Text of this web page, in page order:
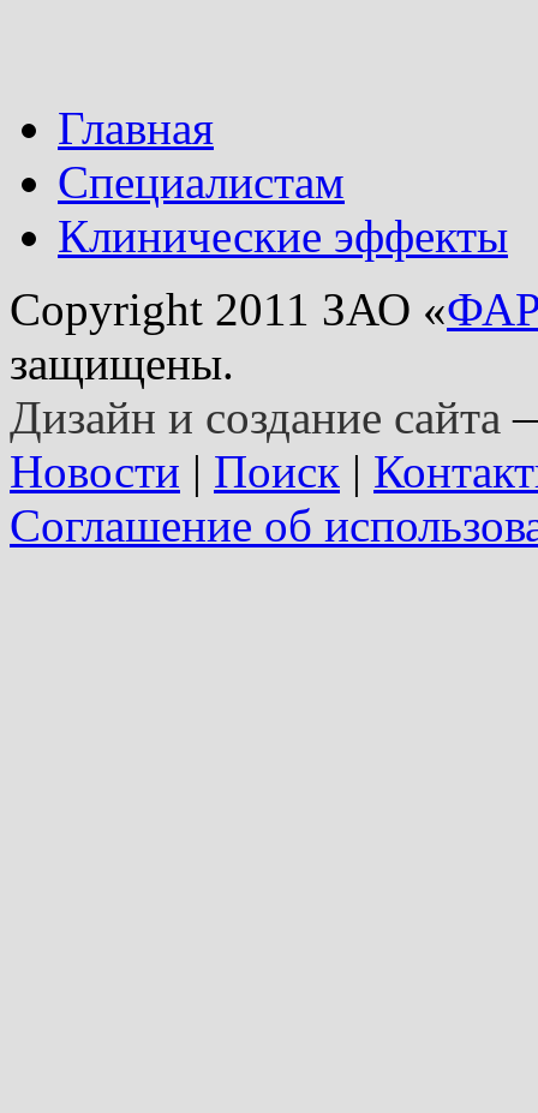
Главная
Специалистам
Клинические эффекты
Copyright 2011 ЗАО «
защищены.
Дизайн и создание сайта
Новости | Поиск |
Соглашение об